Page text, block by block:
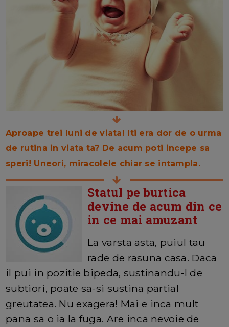
Aproape trei luni de viata! Iti era dor de o urma
de rutina in viata ta? De acum poti incepe sa
speri! Uneori, miracolele chiar se intampla.
Statul pe burtica
devine de acum din ce
in ce mai amuzant
La varsta asta, puiul tau
rade de rasuna casa. Daca
il pui in pozitie bipeda, sustinandu-l de
subtiori, poate sa-si sustina partial
greutatea. Nu exagera! Mai e inca mult
pana sa o ia la fuga. Are inca nevoie de